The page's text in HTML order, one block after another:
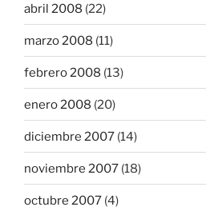
abril 2008 (22)
marzo 2008 (11)
febrero 2008 (13)
enero 2008 (20)
diciembre 2007 (14)
noviembre 2007 (18)
octubre 2007 (4)